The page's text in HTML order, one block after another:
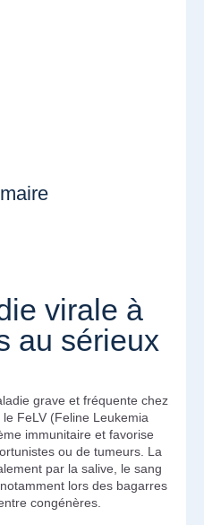
virale à
au sérieux
grave et fréquente chez
FeLV (Feline Leukemia
immunitaire et favorise
ou de tumeurs. La
par la salive, le sang
lors des bagarres
congénères.